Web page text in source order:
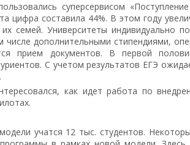
суперсервисом
цифра составила 44%. В этом году
семей. Университеты индивидуально
дополнительными стипендиями,
прием документов. В первой
С учетом результатов ЕГЭ
как идет работа по
учатся 12 тыс. студентов.